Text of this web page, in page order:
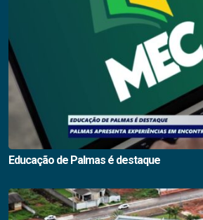
Educação de Palmas é destaque